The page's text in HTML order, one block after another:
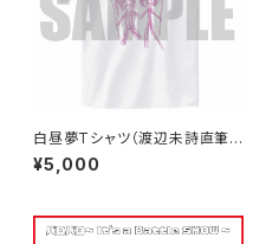
白昼夢Tシャツ（渡辺未詩直筆デ
ザイン）
¥5,000